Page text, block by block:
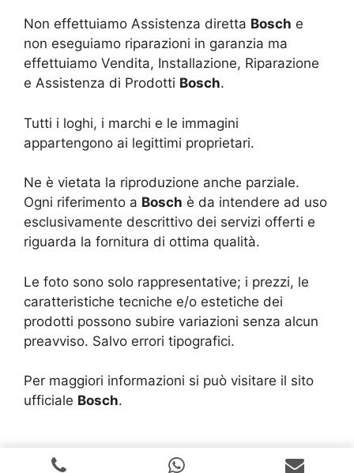
Non effettuiamo Assistenza diretta Bosch e
non eseguiamo riparazioni in garanzia ma
effettuiamo Vendita, Installazione, Riparazione
e Assistenza di Prodotti Bosch.
Tutti i loghi, i marchi e le immagini
appartengono ai legittimi proprietari.
Ne è vietata la riproduzione anche parziale.
Ogni riferimento a Bosch è da intendere ad uso
esclusivamente descrittivo dei servizi offerti e
riguarda la fornitura di ottima qualità.
Le foto sono solo rappresentative; i prezzi, le
caratteristiche tecniche e/o estetiche dei
prodotti possono subire variazioni senza alcun
preavviso. Salvo errori tipografici.
Per maggiori informazioni si può visitare il sito
ufficiale Bosch.
Copyright © 2024 | Realizzazione Siti Web
Siti Roma